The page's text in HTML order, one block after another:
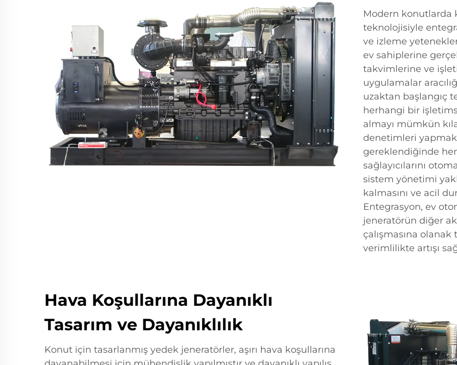
Modern konutlarda
teknolojisiyle
ve izleme
ev sahiplerine
takvimlerine ve
uygulamalar
uzaktan başlangıç
herhangi bir
almayı mümkün
denetimleri
gereklendiğinde
sağlayıcılarını
sistem yönetimi
kalmasını ve acil
Entegrasyon, ev
jeneratörün diğer
çalışmasına
verimlilikte artışı
Hava Koşullarına Dayanıklı
Tasarım ve Dayanıklılık
Konut için tasarlanmış yedek jeneratörler, aşırı hava koşullarına